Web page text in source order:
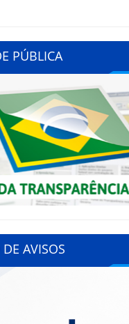
PÚBLICA
AVISOS